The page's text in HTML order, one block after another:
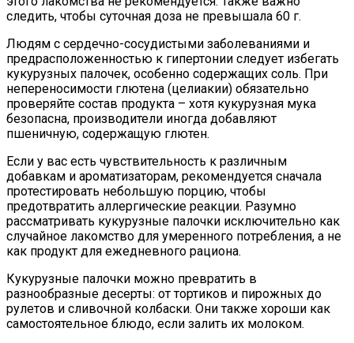
следить, чтобы суточная доза не превышала 60 г.
Людям с сердечно-сосудистыми заболеваниями и
предрасположенностью к гипертонии следует избегать
кукурузных палочек, особенно содержащих соль. При
непереносимости глютена (целиакии) обязательно
проверяйте состав продукта – хотя кукурузная мука
безопасна, производители иногда добавляют
пшеничную, содержащую глютен.
Если у вас есть чувствительность к различным
добавкам и ароматизаторам, рекомендуется сначала
протестировать небольшую порцию, чтобы
предотвратить аллергические реакции. Разумно
рассматривать кукурузные палочки исключительно как
случайное лакомство для умеренного потребления, а не
как продукт для ежедневного рациона.
Кукурузные палочки можно превратить в
разнообразные десерты: от тортиков и пирожных до
рулетов и сливочной колбаски. Они также хороши как
самостоятельное блюдо, если залить их молоком.